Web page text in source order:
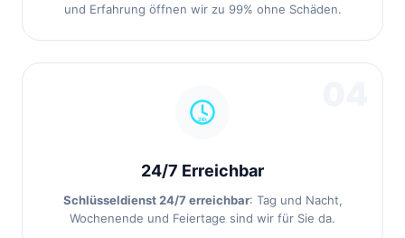
und Erfahrung öffnen wir zu 99% ohne Schäden.
24/7 Erreichbar
Schlüsseldienst 24/7 erreichbar: Tag und Nacht,
Wochenende und Feiertage sind wir für Sie da.